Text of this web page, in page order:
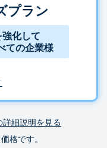
プラン
化して
ての企業様
詳細説明を見る
格です。